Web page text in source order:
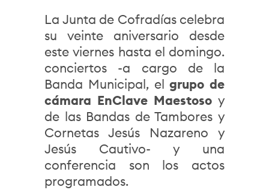
La Junta de Cofradías celebra
su veinte aniversario desde
este viernes hasta el domingo.
conciertos -a cargo de la
Banda Municipal, elgrupo de
cámara EnClave Maestoso y
de las Bandas de Tambores y
Cornetas Jesús Nazareno y
Jesús Cautivo- y una
conferencia son los actos
programados.